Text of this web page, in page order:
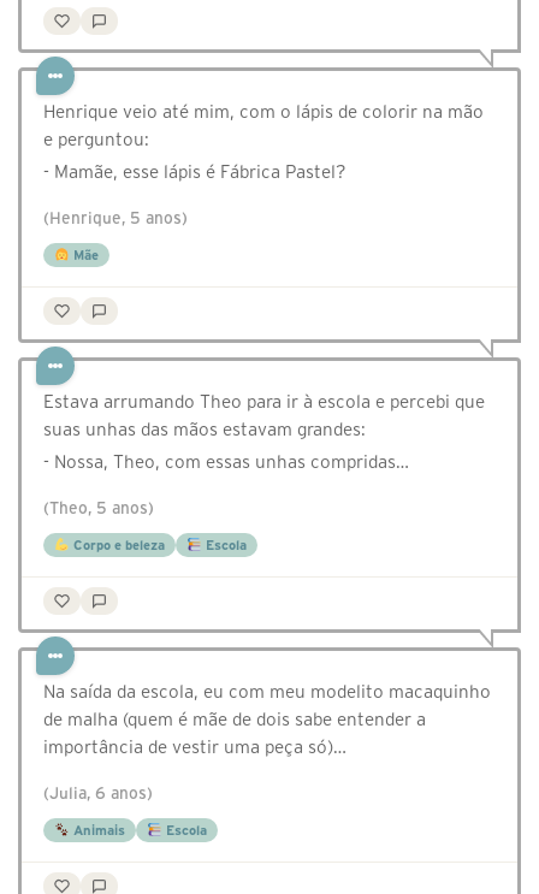
Henrique veio até mim, com o lápis de colorir na mão
e perguntou:
- Mamãe, esse lápis é Fábrica Pastel?
(Henrique, 5 anos)
Mãe
Estava arrumando Theo para ir à escola e percebi que
suas unhas das mãos estavam grandes:
- Nossa, Theo, com essas unhas compridas…
(Theo, 5 anos)
Corpo e beleza Escola
Na saída da escola, eu com meu modelito macaquinho
de malha (quem é mãe de dois sabe entender a
importância de vestir uma peça só)…
(Julia, 6 anos)
Animais Escola